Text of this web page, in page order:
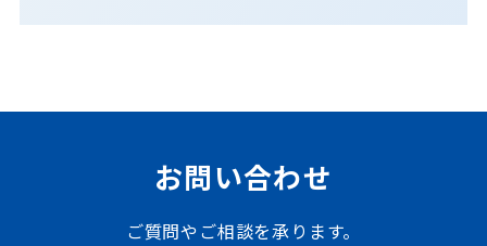
お問い合わせ
ご質問やご相談を承ります。